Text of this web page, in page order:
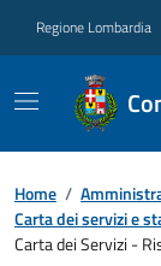
Regione Lombardia
Home /
Carta dei servizi e
Carta dei Servizi -